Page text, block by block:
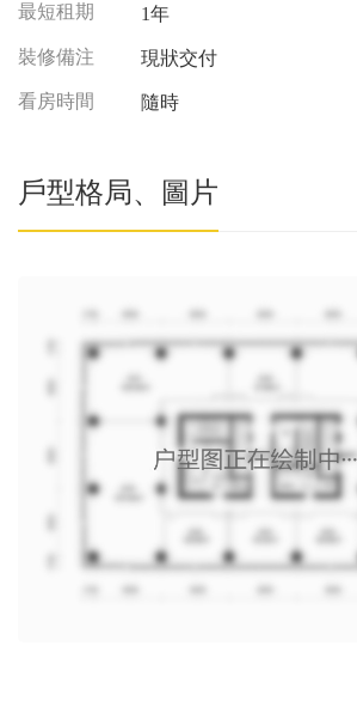
最短租期 1年
裝修備注 現狀交付
看房時間 隨時
戶型格局、圖片